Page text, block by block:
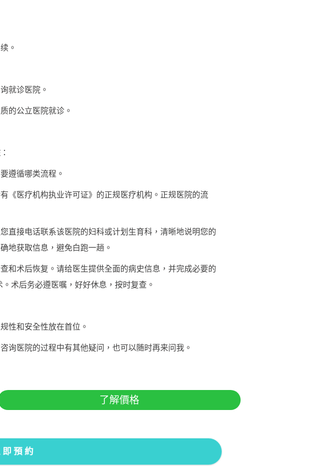
。
就诊医院。
的公立医院就诊。
遵循哪类流程。
医疗机构执业许可证》的正规医疗机构。正规医院的流
接电话联系该医院的妇科或计划生育科，清晰地说明您的
地获取信息，避免白跑一趟。
术后恢复。请给医生提供全面的病史信息，并完成必要的
术后务必遵医嘱，好好休息，按时复查。
性和安全性放在首位。
医院的过程中有其他疑问，也可以随时再来问我。
了解價格
預約